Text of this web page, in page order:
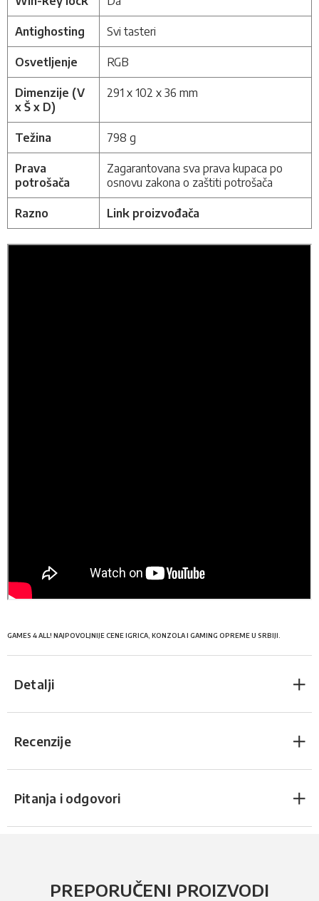
Antighosting Svi tasteri
Osvetljenje RGB
Dimenzije (V
x Š x D)
291 x 102 x 36 mm
Težina 798 g
Prava
potrošača
Zagarantovana sva prava kupaca po
osnovu zakona o zaštiti potrošača
Razno Link proizvođača
GAMES 4 ALL! NAJPOVOLJNIJE CENE IGRICA, KONZOLA I GAMING OPREME U SRBIJI.
Detalji
Recenzije
Pitanja i odgovori
PREPORUČENI PROIZVODI